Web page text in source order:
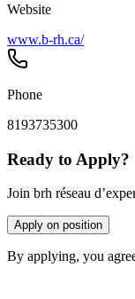
Website
www.b-rh.ca/
Phone
8193735300
Ready to Apply?
Join brh réseau
Apply on position
By applying, you